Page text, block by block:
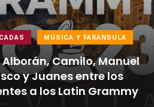
MÚSICA Y FARÁNDULA
Alborán, Camilo, Manuel
y Juanes entre los
a los Latin Grammy